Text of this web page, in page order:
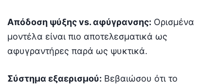
Απόδοση ψύξης vs. αφύγρανσης: Ορισμένα
μοντέλα είναι πιο αποτελεσματικά ως
αφυγραντήρες παρά ως ψυκτικά.
Σύστημα εξαερισμού: Βεβαιώσου ότι το